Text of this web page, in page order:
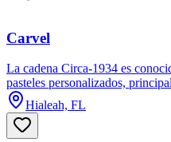
Carvel
La cadena Circa-1934 es
pasteles personalizados,
Hialeah, FL